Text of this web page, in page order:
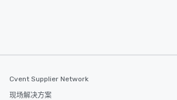
Cvent Supplier Network
现场解决方案